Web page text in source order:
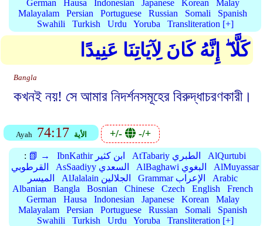
German
Hausa Indonesian Japanese Korean
Malay
Malayalam
Persian Portuguese Russian Somali
Spanish
Swahili
Turkish Urdu Yoruba Transliteration [+]
كَلَّا ۖ إِنَّهُ كَانَ لِآيَاتِنَا عَنِيدًا
Bangla
কখনই নয়! সে আমার নিদর্শনসমূহের বিরুদ্ধাচরণকারী।
Ayah 74:17 الأية +/- -/+
: 📗 → IbnKathir ابن كثير AtTabariy الطبري
AlQurtubi
القرطوبي
AsSaadiyy السعدي AlBaghawi البغوي
AlMuyassar
الميسر
AlJalalain الجلالين Grammar الإعراب
Arabic
Albanian
Bangla Bosnian Chinese Czech English
French
German
Hausa Indonesian Japanese Korean
Malay
Malayalam
Persian Portuguese Russian Somali
Spanish
Swahili
Turkish Urdu Yoruba Transliteration [+]